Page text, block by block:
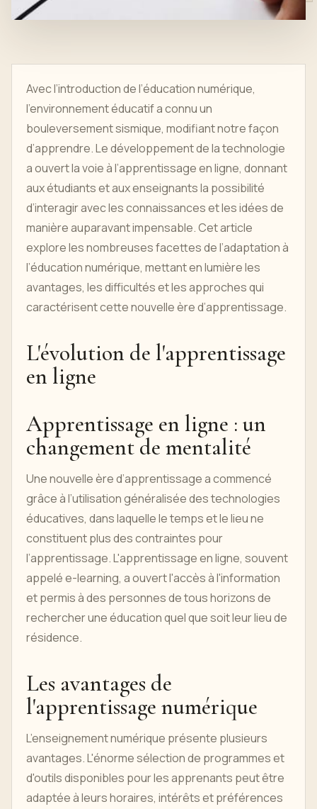
Avec l’introduction de l’éducation numérique,
l’environnement éducatif a connu un
bouleversement sismique, modifiant notre façon
d’apprendre. Le développement de la technologie
a ouvert la voie à l’apprentissage en ligne, donnant
aux étudiants et aux enseignants la possibilité
d’interagir avec les connaissances et les idées de
manière auparavant impensable. Cet article
explore les nombreuses facettes de l’adaptation à
l’éducation numérique, mettant en lumière les
avantages, les difficultés et les approches qui
caractérisent cette nouvelle ère d’apprentissage.
L'évolution de l'apprentissage
en ligne
Apprentissage en ligne : un
changement de mentalité
Une nouvelle ère d’apprentissage a commencé
grâce à l’utilisation généralisée des technologies
éducatives, dans laquelle le temps et le lieu ne
constituent plus des contraintes pour
l’apprentissage. L'apprentissage en ligne, souvent
appelé e-learning, a ouvert l'accès à l'information
et permis à des personnes de tous horizons de
rechercher une éducation quel que soit leur lieu de
résidence.
Les avantages de
l'apprentissage numérique
L’enseignement numérique présente plusieurs
avantages. L'énorme sélection de programmes et
d'outils disponibles pour les apprenants peut être
adaptée à leurs horaires, intérêts et préférences